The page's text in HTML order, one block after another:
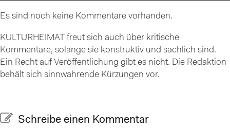
Es sind noch keine Kommentare vorhanden.
KULTURHEIMAT freut sich auch über kritische
Kommentare, solange sie konstruktiv und sachlich sind.
Ein Recht auf Veröffentlichung gibt es nicht. Die Redaktion
behält sich sinnwahrende Kürzungen vor.
Schreibe einen Kommentar